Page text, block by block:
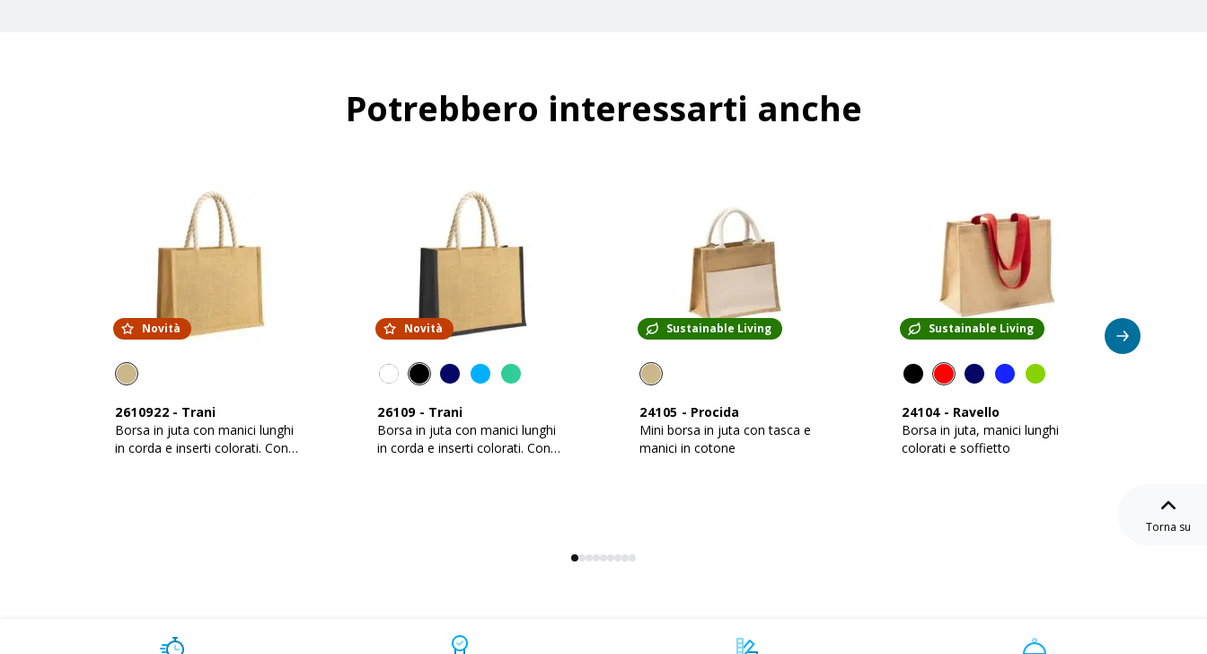
Potrebbero interessarti anche
Novità
2610922 - Trani
Borsa in juta con manici lunghi
in corda e inserti colorati. Con
Novità
26109 - Trani
Borsa in juta con manici lunghi
in corda e inserti colorati. Con
Sustainable Living
24105 - Procida
Mini borsa in juta con tasca e
manici in cotone
Sustainable Living
24104 - Ravello
Borsa in juta, manici lunghi
colorati e soffietto
Torna su